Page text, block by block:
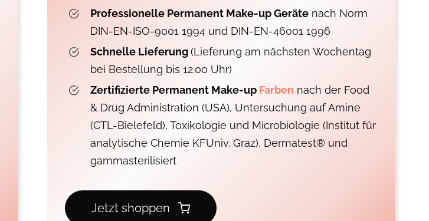
Professionelle Permanent Make-up Gerätenach Norm
DIN-EN-ISO-9001 1994 und DIN-EN-46001 1996
Schnelle Lieferung(Lieferung am nächsten Wochentag
bei Bestellung bis 12.00 Uhr)
Zertifizierte Permanent Make-up Farben nach der Food
& Drug Administration (USA), Untersuchung auf Amine
(CTL-Bielefeld), Toxikologie und Microbiologie (Institut für
analytische Chemie KFUniv. Graz), Dermatest® und
gammasterilisiert
Jetzt shoppen